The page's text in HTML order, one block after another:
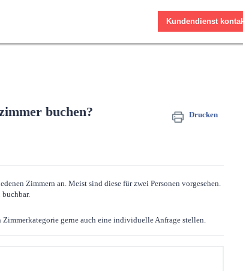
Kundendienst
buchen? Drucken
Zimmern an. Meist sind diese für zwei Personen vorgesehen.
buchbar.
gerne auch eine individuelle Anfrage stellen.